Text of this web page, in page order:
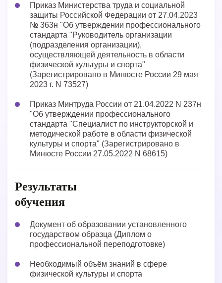
Приказ Министерства труда и социальной
защиты Российской Федерации от 27.04.2023
№ 363н "Об утверждении профессионального
стандарта "Руководитель организации
(подразделения организации),
осуществляющей деятельность в области
физической культуры и спорта"
(Зарегистрировано в Минюсте России 29 мая
2023 г. N 73527)
Приказ Минтруда России от 21.04.2022 N 237н
"Об утверждении профессионального
стандарта "Специалист по инструкторской и
методической работе в области физической
культуры и спорта" (Зарегистрировано в
Минюсте России 27.05.2022 N 68615)
Результаты
обучения
Документ об образовании установленного
государством образца (Диплом о
профессиональной переподготовке)
Необходимый объём знаний в сфере
физической культуры и спорта